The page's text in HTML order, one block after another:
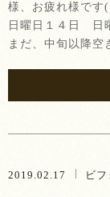
様、お疲れ様で
日曜日１４日 日
まだ、中旬以降
2019.02.17 ビ